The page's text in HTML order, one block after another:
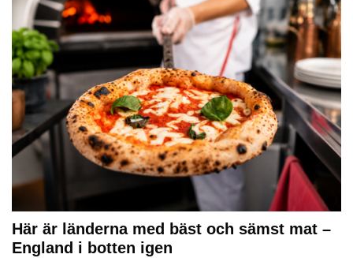
Här är länderna med bäst och sämst mat –
England i botten igen